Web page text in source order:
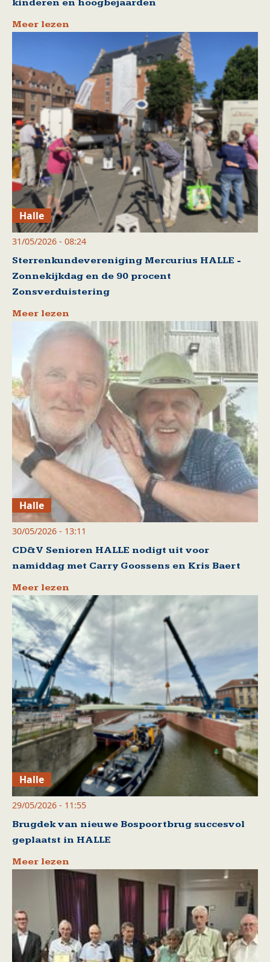
kinderen en hoogbejaarden
Meer lezen
Halle
31/05/2026 - 08:24
Sterrenkundevereniging Mercurius HALLE -
Zonnekijkdag en de 90 procent
Zonsverduistering
Meer lezen
Halle
30/05/2026 - 13:11
CD&V Senioren HALLE nodigt uit voor
namiddag met Carry Goossens en Kris Baert
Meer lezen
Halle
29/05/2026 - 11:55
Brugdek van nieuwe Bospoortbrug succesvol
geplaatst in HALLE
Meer lezen